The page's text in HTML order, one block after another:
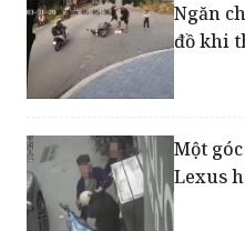
Ngăn
đồ khi
Một
Lexus